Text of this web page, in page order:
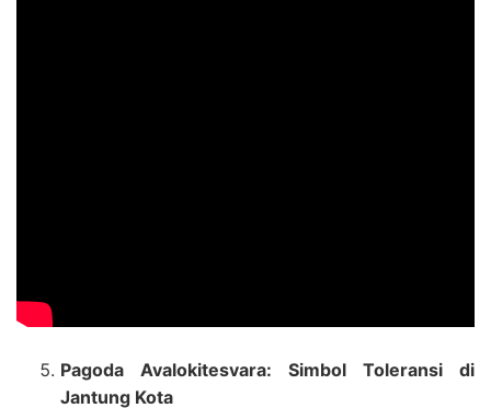
Pagoda Avalokitesvara: Simbol Toleransi di
Jantung Kota